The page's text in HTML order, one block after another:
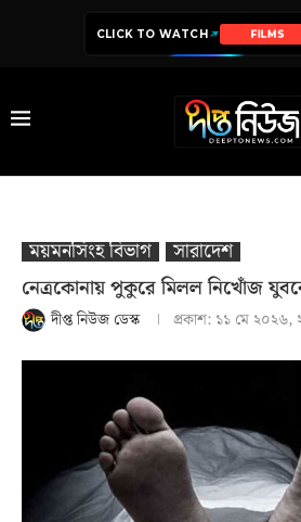
CLICK TO WATCH SERIES
ময়মনসিংহ বিভাগ
সারাদেশ
নেত্রকোনায় পুকুরে মিলল নিখোঁজ
দীপ্ত নিউজ ডেস্ক প্রকাশ: ১১ মে ২০২৬,